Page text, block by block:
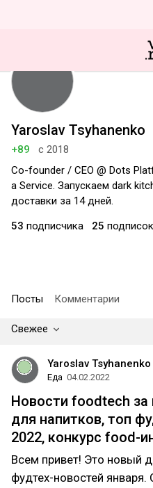
Yaroslav Tsyhanenko
+89
с 2018
Co-founder / CEO @ Dots
a Service. Запускаем dark
доставки за 14 дней.
53 подписчика 25 подписок
Посты Комментарии
Свежее
Yaroslav Tsyhanenko
Еда 04.02.2022
Новости foodtech за
для напитков, топ
2022, конкурс food-
Всем привет! Это новый
фудтех-новостей